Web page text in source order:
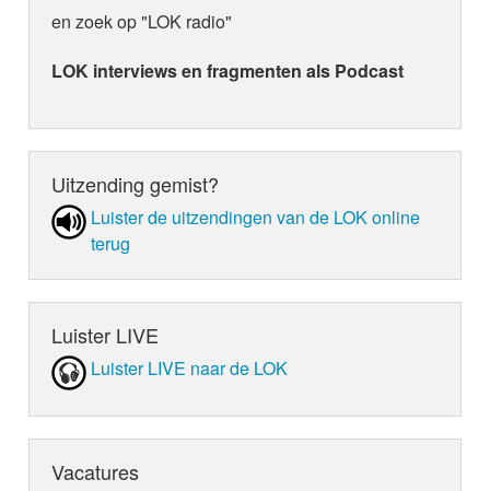
en zoek op "LOK radio"
LOK interviews en fragmenten als Podcast
Uitzending gemist?
Luister de uit­zen­din­gen van de LOK online
terug
Luister LIVE
Luister LIVE naar de LOK
Vacatures